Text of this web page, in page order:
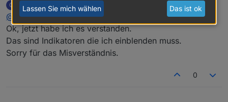
@carlossagte in
@armilar
Leider funktioniert LOWBAT und UNREACH
C
Offline
carlos schrieb am 20. Sept. 2022, 18:48
zuletzt editiert von
@
armilar
Ok, jetzt habe ich es verstanden.
Das sind Indikatoren die ich einblenden muss.
Sorry für das Misverständnis.
0
Lassen Sie mich wählen Das ist ok